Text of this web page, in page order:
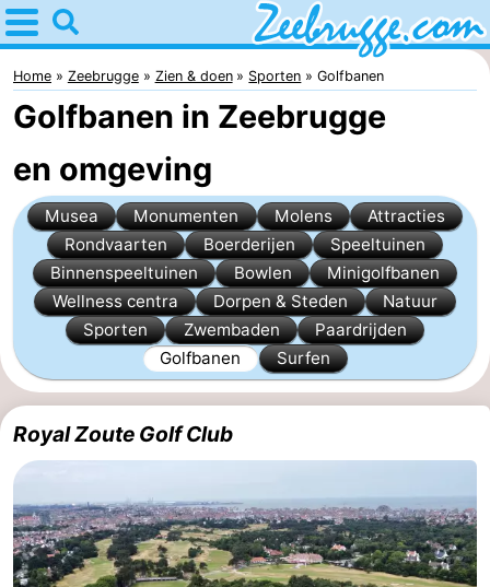
Home
Zeebrugge
Tips
Voor
kinderen
Overnachten
Appartementen
Holiday
Zeebrugge
-
Blankenberge
(&
breakfasts)
Hotels
Vakantiehuizen
-
Home Zeebrugge Zien & doen Sporten Golfbanen
Golfbanen in Zeebrugge
en omgeving
Musea Monumenten Molens
Attracties
Rondvaarten
Boerderijen
Speeltuinen
Binnenspeeltuinen
Bowlen
Minigolfbanen
Wellness centra
Dorpen & Steden
Natuur
Sporten
Zwembaden
Paardrijden
Golfbanen
Surfen
Royal Zoute Golf Club